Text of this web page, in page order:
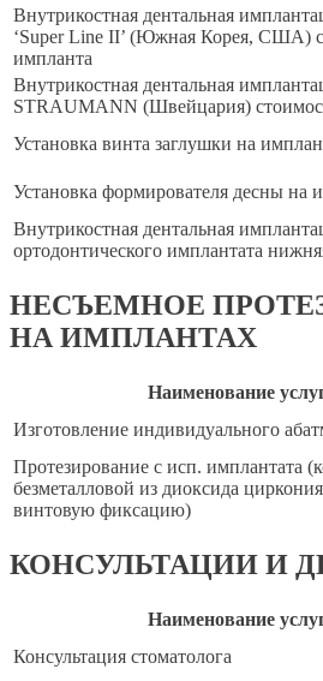
Внутрикостная дентальная
‘Super Line II’ (Южная Корея, США)
импланта
Внутрикостная дентальная
STRAUMANN (Швейцария)
Установка винта заглушки на
Установка формирователя десны на
Внутрикостная дентальная
ортодонтического имплантата
НЕСЪЕМНОЕ
НА ИМПЛАНТАХ
Наименование
Изготовление индивидуального
Протезирование с исп. имплантата
безметалловой из диоксида
винтовую фиксацию)
КОНСУЛЬТАЦИИ И
Наименование
Консультация стоматолога